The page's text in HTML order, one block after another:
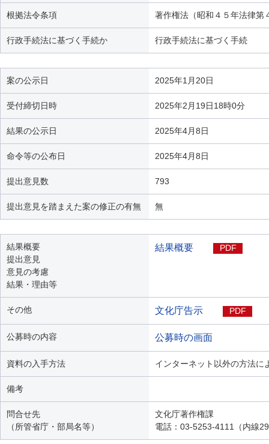
根拠法令条項 著作権法（昭和４５年法律第
行政手続法に基づく手続か 行政手続法に基づく手続
案の公示日 2025年1月20日
受付締切日時 2025年2月19日18時0分
結果の公示日 2025年4月8日
命令等の公布日 2025年4月8日
提出意見数 793
提出意見を踏まえた案の修正の有無 無
結果概要
提出意見
意見の考慮
結果・理由等
結果概要 PDF
その他 文化庁告示 PDF
公募時の内容 公募時の画面
資料の入手方法 インターネット以外の方法に
備考
問合せ先
（所管省庁・部局名等）
文化庁著作権課
電話：03-5253-4111（内線